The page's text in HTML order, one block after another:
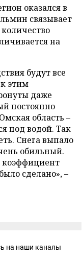
оказался в
связывает
на
будут все
этим
даже
постоянно
область –
под водой. Так
Снега выпало
обильный.
коэффициент
сделано», –
на наши каналы